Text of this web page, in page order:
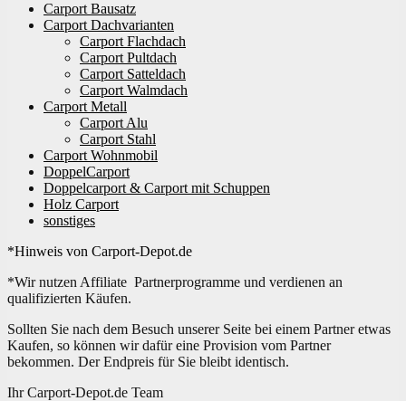
Carport Bausatz
Carport Dachvarianten
Carport Flachdach
Carport Pultdach
Carport Satteldach
Carport Walmdach
Carport Metall
Carport Alu
Carport Stahl
Carport Wohnmobil
DoppelCarport
Doppelcarport & Carport mit Schuppen
Holz Carport
sonstiges
*Hinweis von Carport-Depot.de
*Wir nutzen Affiliate Partnerprogramme und verdienen an
qualifizierten Käufen.
Sollten Sie nach dem Besuch unserer Seite bei einem Partner etwas
Kaufen, so können wir dafür eine Provision vom Partner
bekommen. Der Endpreis für Sie bleibt identisch.
Ihr Carport-Depot.de Team